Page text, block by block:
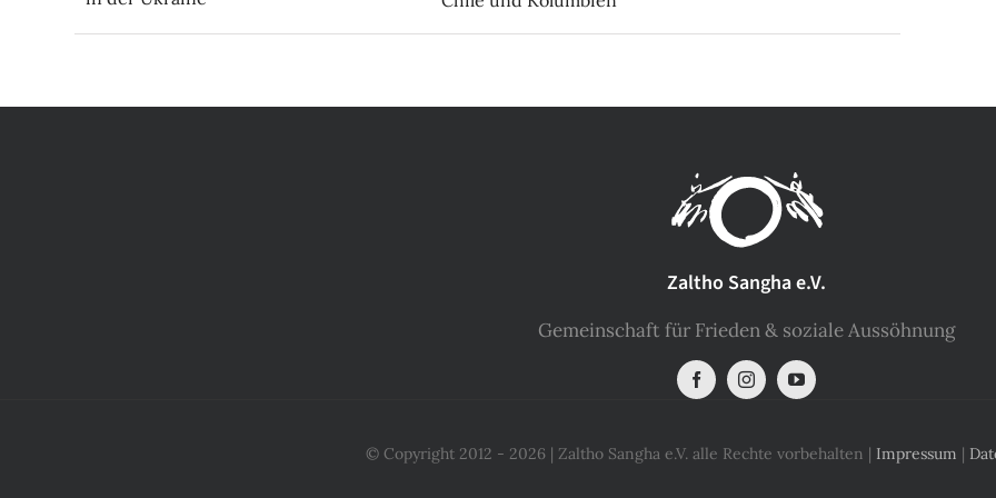
Zaltho Sangha e.V.
Gemeinschaft für Frieden & soziale Aussöhnung
© Copyright 2012 - 2026 | Zaltho Sangha e.V. alle Rechte vorbehalten | Impressum |